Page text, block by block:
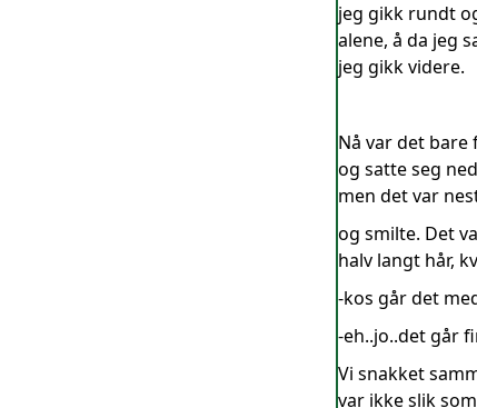
jeg gikk rundt
alene, å da jeg
jeg gikk videre.
Nå var det
og satte seg
men det var
og smilte. Det
halv langt hår,
-kos går det
-eh..jo..det går
Vi snakket
var ikke slik